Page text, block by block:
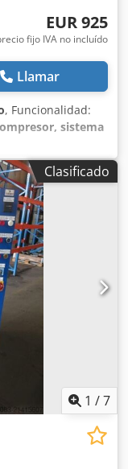
EUR 925
fijo IVA no incluído
Llamar
, Funcionalidad:
sistema
Modelo
- Varios
270L
10 bar KW: 4
1121560311
Clasificado
1 /7